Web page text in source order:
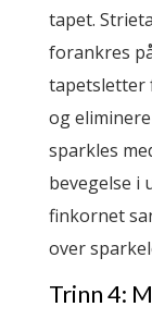
tapet.
forankres
tapetsletter
og
sparkles
bevegelse i
finkornet
over
Trinn 4: